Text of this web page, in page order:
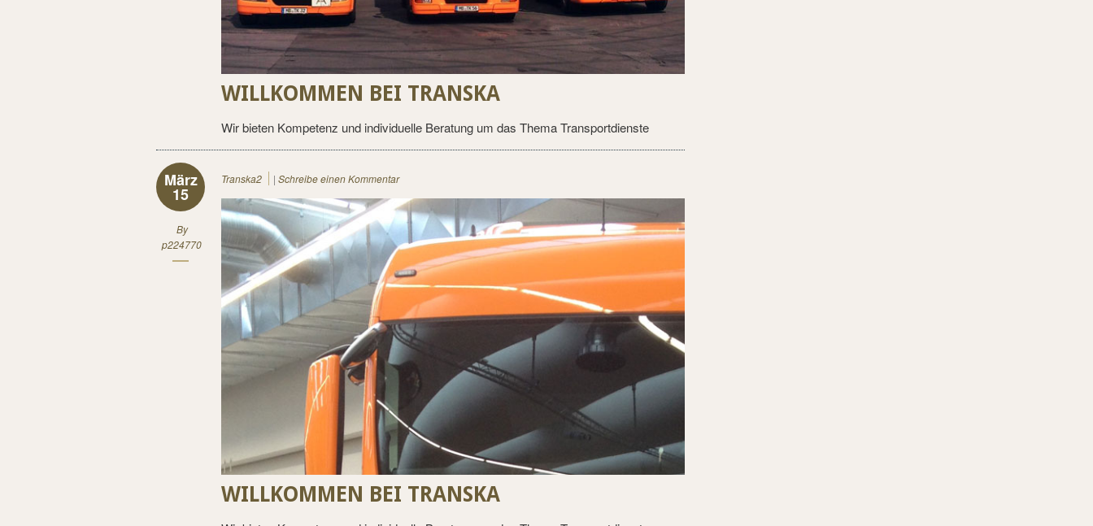
WILLKOMMEN BEI TRANSKA
Wir bieten Kompetenz und individuelle Beratung um das Thema Transportdienste
März
15
By
p224770
Transka2 | Schreibe einen Kommentar
WILLKOMMEN BEI TRANSKA